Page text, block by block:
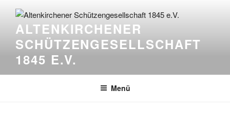
Inhalt
springenALTENKIRCHENER
SCHÜTZENGESELLSCHAFT
1845 E.V.
Menü